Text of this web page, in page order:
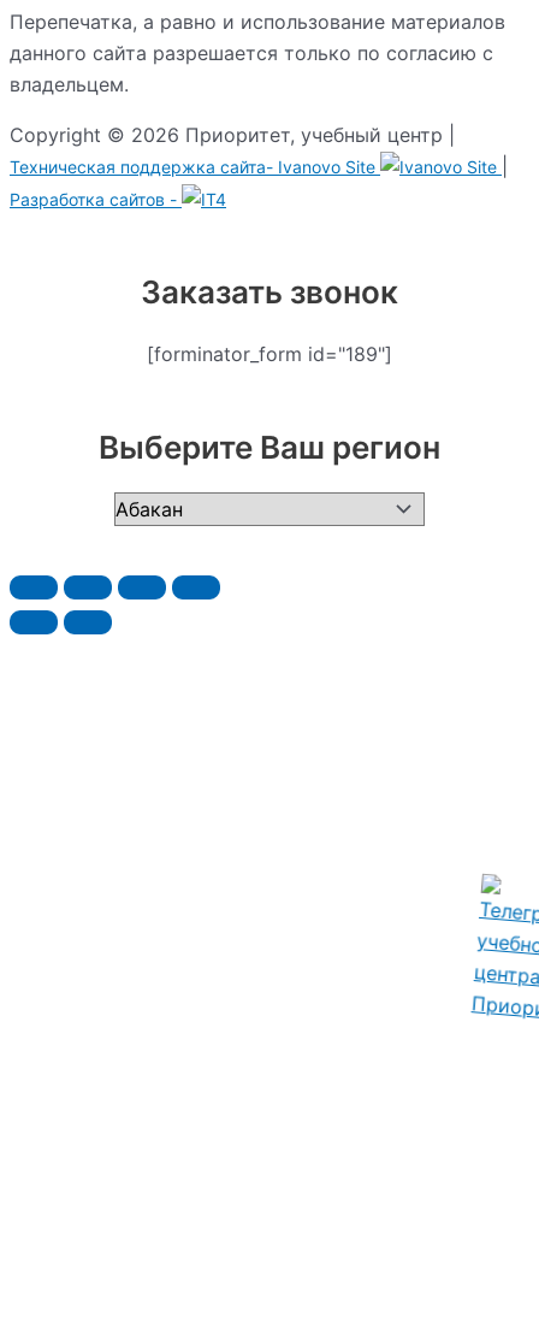
Перепечатка, а равно и использование материалов
данного сайта разрешается только по согласию с
владельцем.
Copyright © 2026 Приоритет, учебный центр |
Техническая поддержка сайта- Ivanovo Site
Разработка сайтов -
Заказать звонок
[forminator_form id="189"]
Выберите Ваш регион